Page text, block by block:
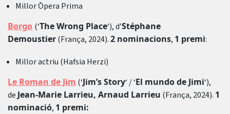
Millor Òpera Prima
Borgo (‘The Wrong Place‘), d’Stéphane
Demoustier(França, 2024).2 nominacions, 1 premi:
Millor actriu (Hafsia Herzi)
Le Roman de Jim (‘Jim’s Story‘ / ‘El mundo de Jimi‘),
de Jean-Marie Larrieu, Arnaud Larrieu (França, 2024). 1
nominació, 1 premi: